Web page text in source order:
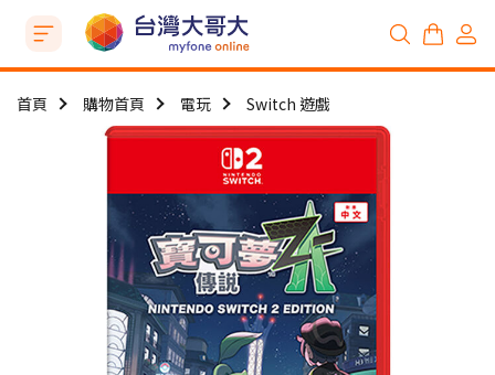
首頁 購物首頁 電玩 Switch 遊戲